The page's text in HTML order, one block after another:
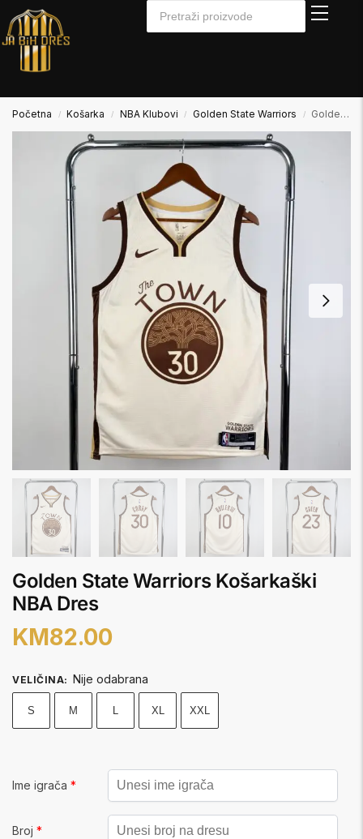
Početna / Košarka / NBA Klubovi / Golden State Warriors / Golden State Warriors Košarkaški NBA Dres
Golden State Warriors Košarkaški
NBA Dres
KM82.00
VELIČINA: Nije odabrana
S M L XL XXL
Ime igrača *
Broj *